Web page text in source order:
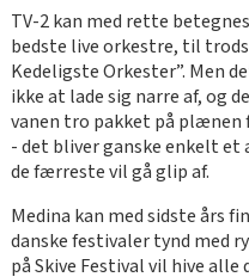
TV-2 kan med rette
bedste live orkestre, til
Kedeligste Orkester”. Men
ikke at lade sig narre af, og
vanen tro pakket på plænen
- det bliver ganske enkelt et
de færreste vil gå glip af.
Medina kan med sidste års
danske festivaler tynd med
på Skive Festival vil hive